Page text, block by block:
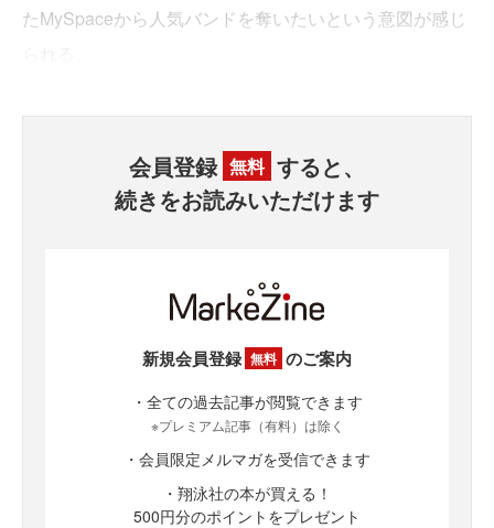
たMySpaceから人気バンドを奪いたいという意図が感じ
会員登録 無料 すると、
続きをお読みいただけます
新規会員登録 無料 のご案内
・全ての過去記事が閲覧できます
※プレミアム記事（有料）は除く
・会員限定メルマガを受信できます
・翔泳社の本が買える！
500円分のポイントをプレゼント